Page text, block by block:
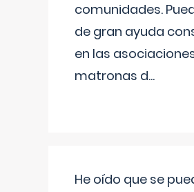
comunidades.
de gran ayuda
en las
matronas d...
He oído que se